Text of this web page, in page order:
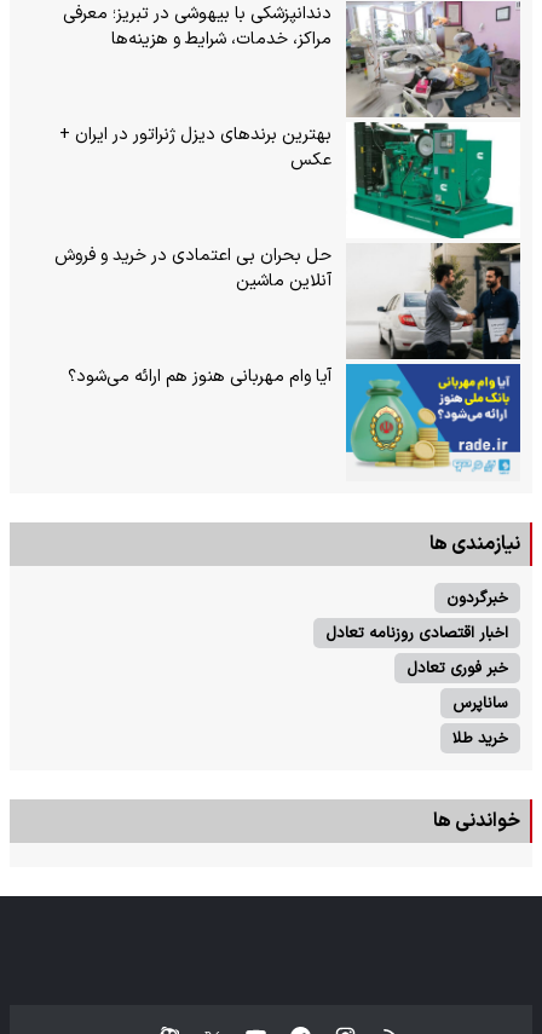
دندانپزشکی با بیهوشی در تبریز؛ معرفی
مراکز، خدمات، شرایط و هزینه‌ها
بهترین برندهای دیزل ژنراتور در ایران +
عکس
حل بحران بی‌ اعتمادی در خرید و فروش
آنلاین ماشین
آیا وام مهربانی هنوز هم ارائه می‌شود؟
نیازمندی ها
خبرگردون
اخبار اقتصادی روزنامه تعادل
خبر فوری تعادل
ساناپرس
خرید طلا
خواندنی ها